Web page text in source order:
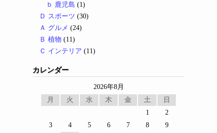
ｂ 鹿児島 (1)
Ｄ スポーツ (30)
Ａ グルメ (24)
Ｂ 植物 (11)
Ｃ インテリア (11)
カレンダー
2026年8月
月
火 水 木 金 土
日
1
2
3
4 5 6 7 8
9